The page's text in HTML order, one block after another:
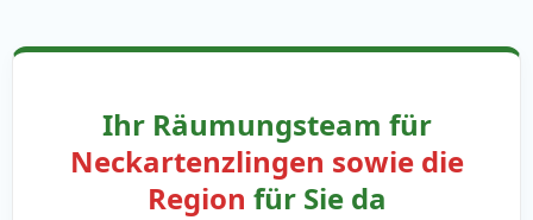
Ihr Räumungsteam für
Neckartenzlingen sowie die
Region für Sie da